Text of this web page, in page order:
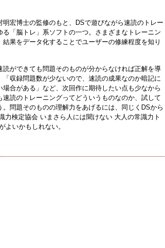
宏博士の監修のもと、DSで遊びながら速読のトレー
「脳トレ」系ソフトの一つ。さまざまなトレーニン
果をデータ化することでユーザーの修練程度を知り
ができても問題そのものが分からなければ正解を導
「収録問題数が少ないので、速読の成果なのか暗記に
合がある」など、次回作に期待したい点も少なから
読のトレーニングってどういうものなのか、試して
問題そのものの理解力をあげるには、同じくDSから
力検定協会 いまさら人には聞けない 大人の常識力ト
よいかもしれない。